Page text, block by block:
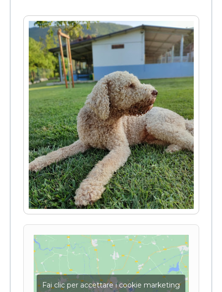
Fai clic per accettare i cookie marketing